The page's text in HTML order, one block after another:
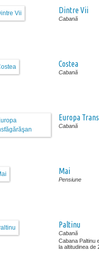
Dintre Vii
Cabană
Costea
Cabană
Europa
Cabană
Mai
Pensiune
Paltinu
Cabană
Cabana Paltinu
la altitudinea de